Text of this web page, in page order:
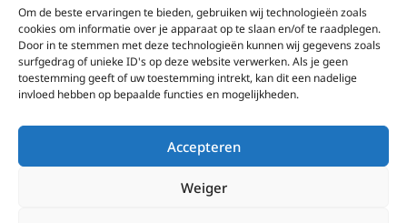
Om de beste ervaringen te bieden, gebruiken wij technologieën zoals
cookies om informatie over je apparaat op te slaan en/of te raadplegen.
Door in te stemmen met deze technologieën kunnen wij gegevens zoals
surfgedrag of unieke ID's op deze website verwerken. Als je geen
toestemming geeft of uw toestemming intrekt, kan dit een nadelige
invloed hebben op bepaalde functies en mogelijkheden.
Accepteren
Weiger
Wonen
Info
Contacteer ons